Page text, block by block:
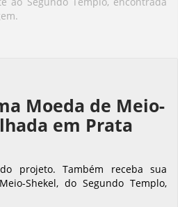
Moeda de Meio-
em Prata
projeto. Também receba sua
Shekel, do Segundo Templo,